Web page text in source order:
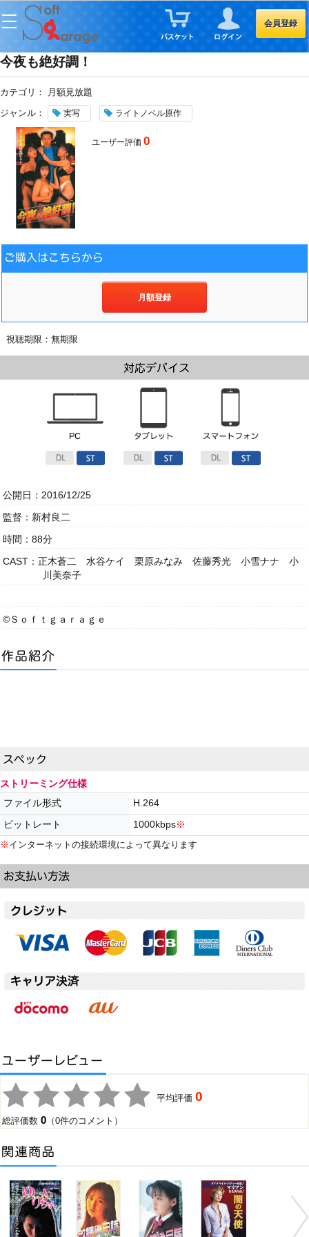
会員登録
今夜も絶好調！
カテゴリ：
月額見放題
ジャンル：
実写 ライトノベル原作
ユーザー評価0
月額登録
視聴期限：無期限
公開日：2016/12/25
監督：新村良二
時間：88分
CAST：正木蒼二 水谷ケイ 栗原みなみ 佐藤秀光 小雪ナナ 小
川美奈子
©Ｓｏｆｔｇａｒａｇｅ
ストリーミング仕様
ファイル形式 H.264
ビットレート 1000kbps※
※ インターネットの接続環境によって異なります
平均評価0
総評価数0 （0件のコメント）